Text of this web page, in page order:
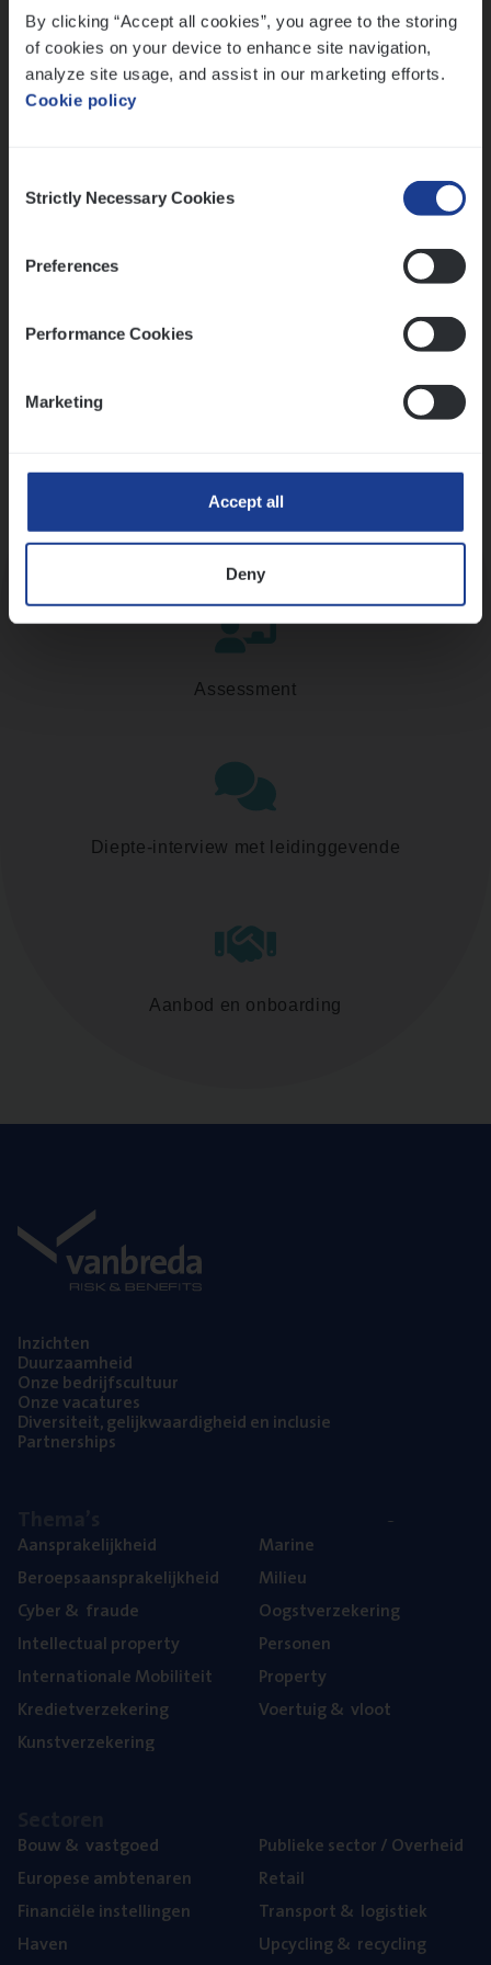
By clicking “Accept all cookies”, you agree to the storing
of cookies on your device to enhance site navigation,
analyze site usage, and assist in our marketing efforts.
Cookie policy
Selection
Strictly Necessary Cookies
Preferences
Performance Cookies
Marketing
Accept all
Deny
Meer dan collega’s: hoe Julie en Aurélie elkaar
versterken
Mathias houdt van diepgaande dossiers én droge
humor
Ons sollicitatieproces
Kennismaking met HR
Assessment
Diepte-interview met leidinggevende
Aanbod en onboarding
Inzich­ten
Duur­zaam­heid
Onze bedrijfs­cul­tuur
Onze vaca­tu­res
Diver­si­teit, gelijk­waar­dig­heid en inclusie
Part­ner­ships
Aan­spra­ke­lijk­heid
Beroeps­aan­spra­ke­lijk­heid
Cyber& fraude
Intel­lec­tu­al property
Inter­na­ti­o­na­le Mobiliteit
Kre­diet­ver­ze­ke­ring
Kunst­ver­ze­ke­ring
Mari­ne
Mili­eu
Oogst­ver­ze­ke­ring
Per­so­nen
Pro­per­ty
Voer­tuig& vloot
Bouw& vastgoed
Euro­pe­se ambtenaren
Finan­ci­ë­le instellingen
Haven
Publie­ke sec­tor / Overheid
Retail
Trans­port& logistiek
Upcy­cling& recycling